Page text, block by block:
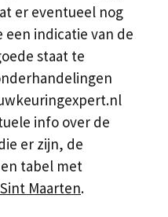
er eventueel nog
indicatie van de
staat te
info over de
er zijn, de
tabel met
Maarten.